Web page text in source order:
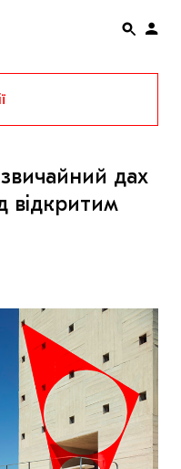
VENICE BIENNALE
дах
відкритим